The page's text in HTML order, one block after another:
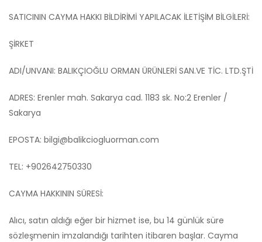
SATICININ CAYMA HAKKI BİLDİRİMİ YAPILACAK İLETİŞİM BİLGİLERİ:
ŞİRKET
ADI/UNVANI: BALIKÇIOĞLU ORMAN ÜRÜNLERİ SAN.VE TİC. LTD.ŞTİ
ADRES: Erenler mah. Sakarya cad. 1183 sk. No:2 Erenler /
Sakarya
EPOSTA: bilgi@balikciogluorman.com
TEL: +902642750330
CAYMA HAKKININ SÜRESİ:
Alıcı, satın aldığı eğer bir hizmet ise, bu 14 günlük süre
sözleşmenin imzalandığı tarihten itibaren başlar. Cayma